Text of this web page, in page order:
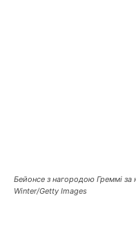
Бейонсе з нагородою Греммі
Winter/Getty Images